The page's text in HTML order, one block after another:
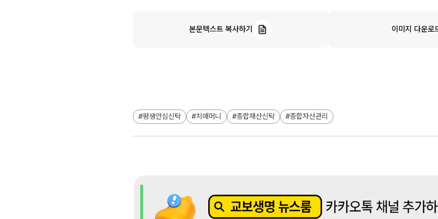
본문텍스트 복사하기 이미지 다운로
평생안심신탁 치매머니 종합재산신탁 종합자산관리